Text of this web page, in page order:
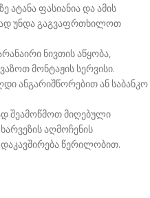
ფასიანია და ამის
უნდა გაგვაფრთხილოთ
ნივთის აწყობა,
მონტაჟის სერვისი.
ანგარიშწორებით ან საბანკო
შეამოწმოთ მიღებული
აღმოჩენის
დაკავშირება წერილობით.